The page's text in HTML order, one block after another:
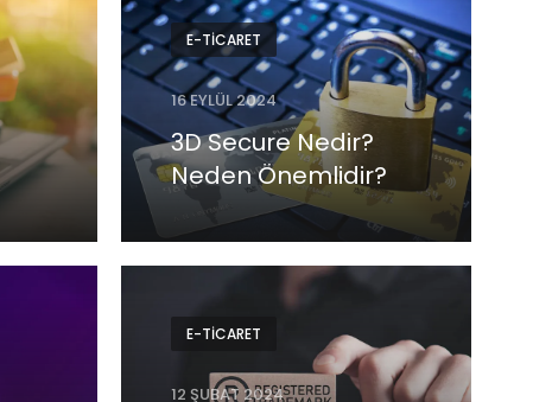
E-TICARET
16 EYLÜL 2024
3D Secure Nedir?
Neden Önemlidir?
E-TICARET
12 ŞUBAT 2024